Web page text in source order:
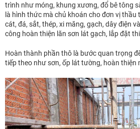
trình như móng, khung xương, đổ bê tông
là hình thức mà chủ khoán cho đơn vị
cát, đá, sắt, thép, xi măng, gạch, dây điện
công hoàn thiện lăn sơn lát gạch, lắp đặt
Hoàn thành phần thô là bước quan trọng
tiếp theo như sơn, ốp lát tường, hoàn